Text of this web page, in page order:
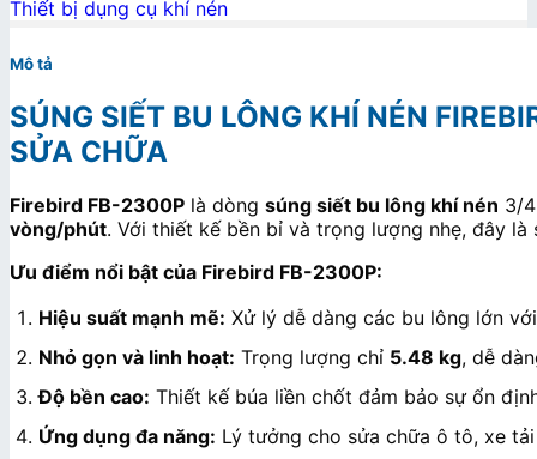
Thiết bị dụng cụ khí nén
Mô tả
SÚNG SIẾT BU LÔNG KHÍ NÉN
SỬA CHỮA
Firebird FB-2300P là dòng súng siết bu lông khí nén 3/
vòng/phút. Với thiết kế bền bỉ và trọng lượng nhẹ, đây
Ưu điểm nổi bật của Firebird FB-2300P:
Hiệu suất mạnh mẽ: Xử lý dễ dàng các bu lông lớn
Nhỏ gọn và linh hoạt: Trọng lượng chỉ 5.48 kg, dễ
Độ bền cao: Thiết kế búa liền chốt đảm bảo sự ổn
Ứng dụng đa năng: Lý tưởng cho sửa chữa ô tô, xe